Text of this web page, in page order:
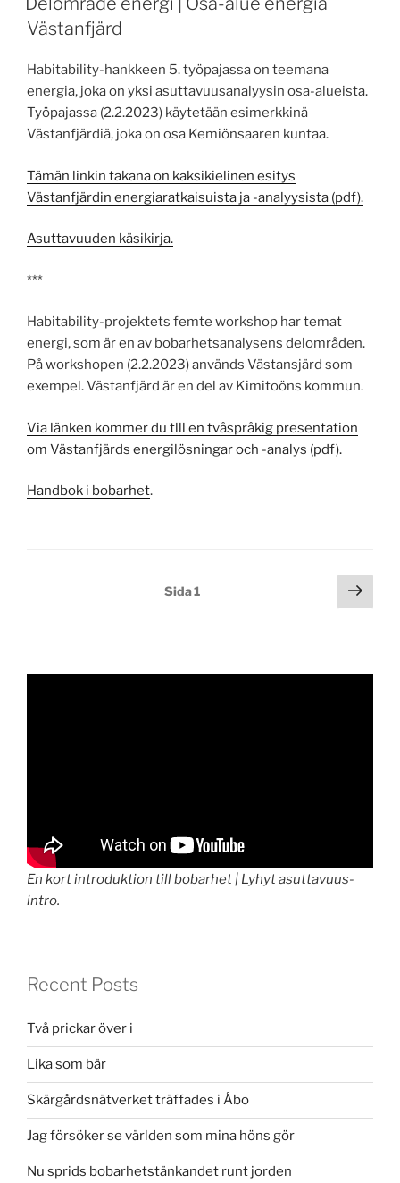
Västanfjärd
Habitability-hankkeen 5. työpajassa on teemana
energia, joka on yksi asuttavuusanalyysin osa-alueista.
Työpajassa (2.2.2023) käytetään esimerkkinä
Västanfjärdiä, joka on osa Kemiönsaaren kuntaa.
Tämän linkin takana on kaksikielinen esitys
Västanfjärdin energiaratkaisuista ja -analyysista (pdf).
Asuttavuuden käsikirja.
***
Habitability-projektets femte workshop har temat
energi, som är en av bobarhetsanalysens delområden.
På workshopen (2.2.2023) används Västansjärd som
exempel. Västanfjärd är en del av Kimitoöns kommun.
Via länken kommer du tlll en tvåspråkig presentation
om Västanfjärds energilösningar och -analys (pdf).
Handbok i bobarhet.
Sida1
sida
En kort introduktion till bobarhet | Lyhyt asuttavuus-
intro.
Recent Posts
Två prickar över i
Lika som bär
Skärgårdsnätverket träffades i Åbo
Jag försöker se världen som mina höns gör
Nu sprids bobarhetstänkandet runt jorden